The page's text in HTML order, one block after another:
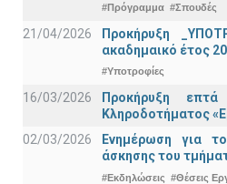
#Πρόγραμμα #Σπουδές
21/04/2026
Προκήρυξη
ακαδημαικό έτος
#Υποτροφίες
16/03/2026
Προκήρυξη
Κληροδοτήματος
02/03/2026
Ενημέρωση για
άσκησης του
#Εκδηλώσεις #Θέσεις